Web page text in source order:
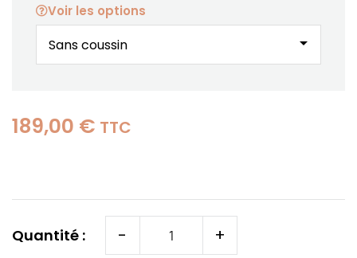
Voir les options
arrow_drop_down
189,00 € TTC
Quantité : - +